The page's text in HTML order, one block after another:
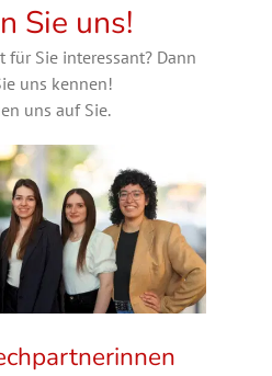
Sie uns!
Sie interessant? Dann
uns kennen!
uns auf Sie.